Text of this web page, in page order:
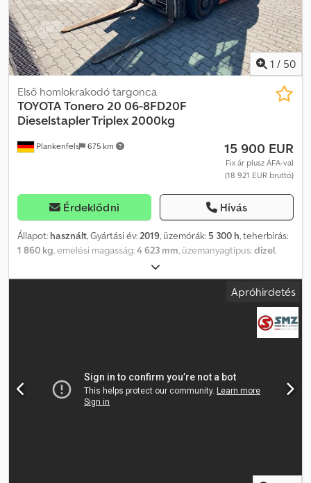
1 / 50
Plankenfels 675 km
Első homlokrakodó targonca
TOYOTATonero 20 06-8FD20F
Dieselstapler Triplex 2000kg
15 900 EUR
Fix ár plusz ÁFA-val
(18 921 EUR bruttó)
Érdeklődni Hívás
Állapot: használt, Gyártási év:2019, üzemórák: 5 300 h, teherbírás:
1 860 kg, emelési magasság:4 623 mm, üzemanyagtípus:dízel,
, hajtástípus:
fülke, Toyota Tonero 20 06-8FD20F dízel homlokvillás targonca, 1
860 kg teherbírással, triplex árboccal, hidraulikus oldalmozgatóval
és hidraulikus villaállítóval. Villahossz: 1 200 mm, emelési magasság:
4 623 mm, teljesen zárt fülke fűtéssel. Motor gyártója/típusa:
Toyota 1DZ-III DZ-EC B-2 Motor teljesítménye ISO 1585 szerint: 36
max./min.: 758 / 160 mm Villakülső távolság max./min.: 955 / 360 mm
Árboc: triplex Emelési magasság: 4 623 mm Teherbírás: 1 860 kg
Djdpfoy E U Rbex Ambeck Szabad emelés: 1 510 mm Meghajtás:
Apróhirdetés